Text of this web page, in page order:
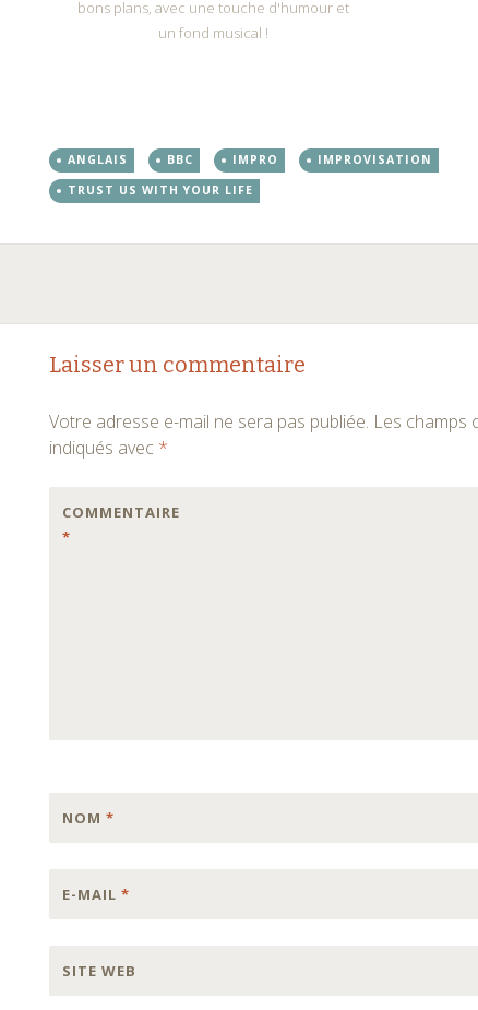
ANGLAIS BBC IMPRO
IMPROVISATION
TRUST US WITH YOUR LIFE
Navigation
articles
Laisser un commentaire
Votre adresse e-mail ne sera pas publiée. Les champs
indiqués avec *
COMMENTAIRE
*
NOM*
E-MAIL*
SITE WEB